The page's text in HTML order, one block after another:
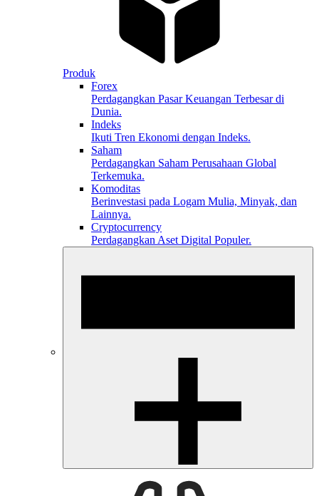
Produk
Forex
Perdagangkan Pasar Keuangan Terbesar di
Dunia.
Indeks
Ikuti Tren Ekonomi dengan Indeks.
Saham
Perdagangkan Saham Perusahaan Global
Terkemuka.
Komoditas
Berinvestasi pada Logam Mulia, Minyak, dan
Lainnya.
Cryptocurrency
Perdagangkan Aset Digital Populer.